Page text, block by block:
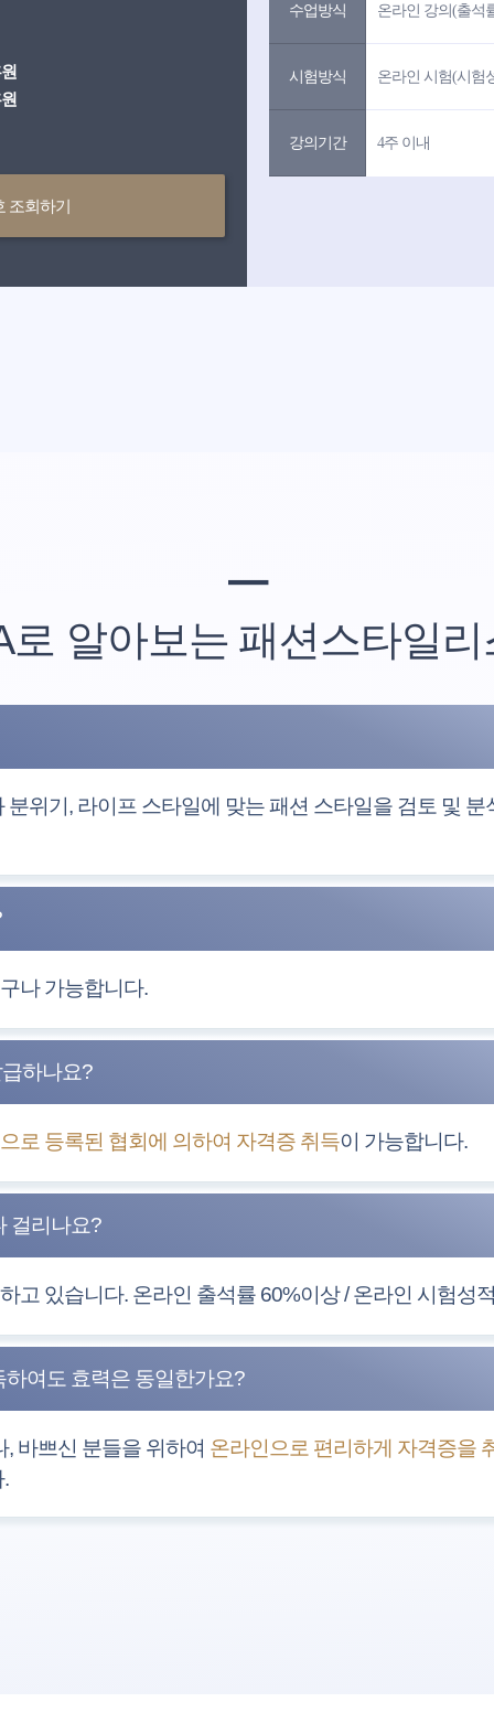
조회하기
수업방식 온라인 강의(출석
시험방식 온라인 시험(시험
강의기간 4주 이내
━
로 알아보는 패션스타일리
위기, 라이프 스타일에 맞는 패션 스타일을 검토 및
나 가능합니다.
하나요?
로 등록된 협회에 의하여 자격증 취득이 가능합니다.
걸리나요?
고 있습니다. 온라인 출석률 60%이상 / 온라인 시험성
여도 효력은 동일한가요?
바쁘신 분들을 위하여 온라인으로 편리하게 자격증을